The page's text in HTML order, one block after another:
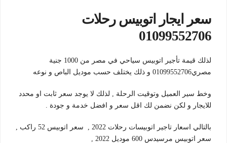
سعر ايجار اتوبيس رحلات
01099552706
لذلك قيمة تأجير اتوبيس سياحي في مصر من 1000 جنية
مصري01099552706 و ذلك يختلف حسب موديل الباص و نوعه
وخط سير العميل وتوقيت الرحلة , لذلك لا يوجد سعر ثابت او محدد
للايجار و لكن نضمن لك اقل سعر و افضل خدمة و جودة .
بالتالي اسعار تاجير اتوبيسات رحلات 2022 , سعر اتوبيس 52 راكب ,
سعر اتوبيس مرسيدس 600 موديل 2022 ,